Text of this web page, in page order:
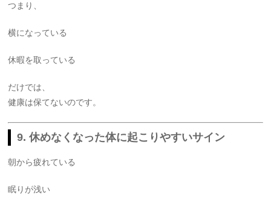
つまり、
横になっている
休暇を取っている
だけでは、
健康は保てないのです。
9. 休めなくなった体に起こりやすいサイン
朝から疲れている
眠りが浅い